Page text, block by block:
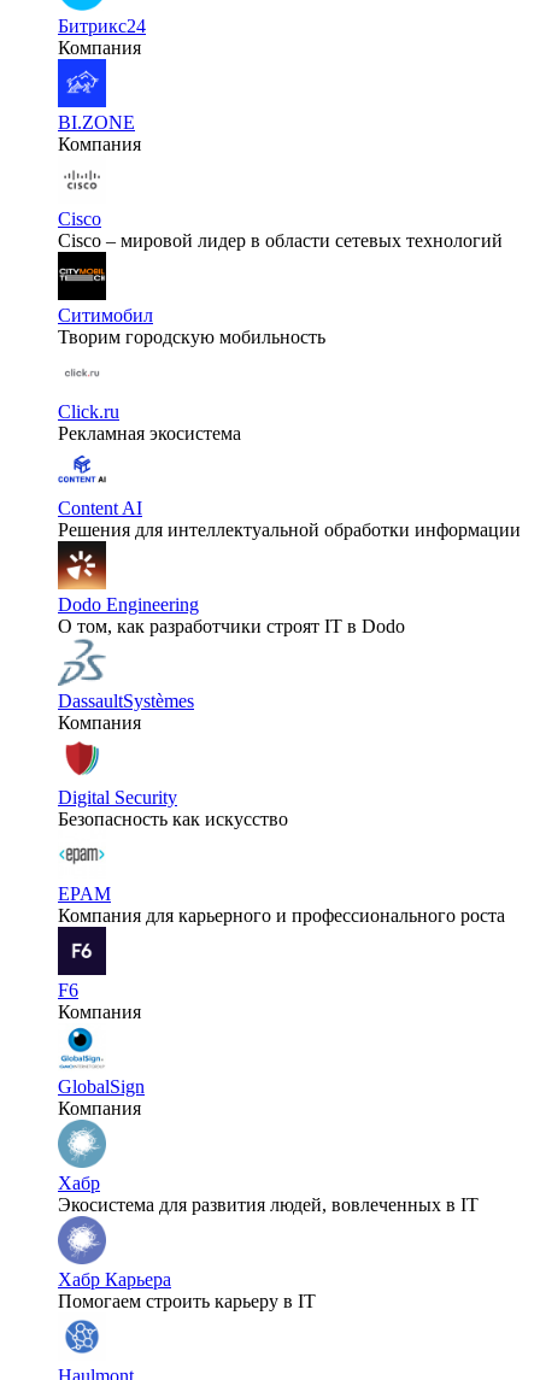
Битрикс24
Компания
BI.ZONE
Компания
Cisco
Cisco – мировой лидер в области сетевых технологий
Ситимобил
Творим городскую мобильность
Click.ru
Рекламная экосистема
Content AI
Решения для интеллектуальной обработки информации
Dodo Engineering
О том, как разработчики строят IT в Dodo
DassaultSystèmes
Компания
Digital Security
Безопасность как искусство
EPAM
Компания для карьерного и профессионального роста
F6
Компания
GlobalSign
Компания
Хабр
Экосистема для развития людей, вовлеченных в IT
Хабр Карьера
Помогаем строить карьеру в IT
Haulmont